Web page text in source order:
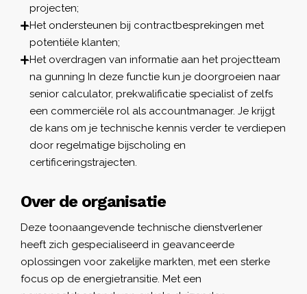
projecten;
Het ondersteunen bij contractbesprekingen met
potentiële klanten;
Het overdragen van informatie aan het projectteam
na gunning In deze functie kun je doorgroeien naar
senior calculator, prekwalificatie specialist of zelfs
een commerciële rol als accountmanager. Je krijgt
de kans om je technische kennis verder te verdiepen
door regelmatige bijscholing en
certificeringstrajecten.
Over de organisatie
Deze toonaangevende technische dienstverlener
heeft zich gespecialiseerd in geavanceerde
oplossingen voor zakelijke markten, met een sterke
focus op de energietransitie. Met een